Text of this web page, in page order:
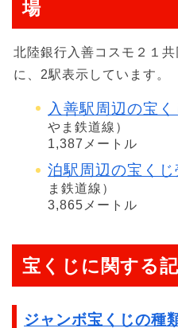
場
北陸銀行入善コスモ２１
に、2駅表示しています。
入善駅周辺の宝
やま鉄道線）
1,387メートル
泊駅周辺の宝くじ
ま鉄道線）
3,865メートル
宝くじに関する
ジャンボ宝くじの種